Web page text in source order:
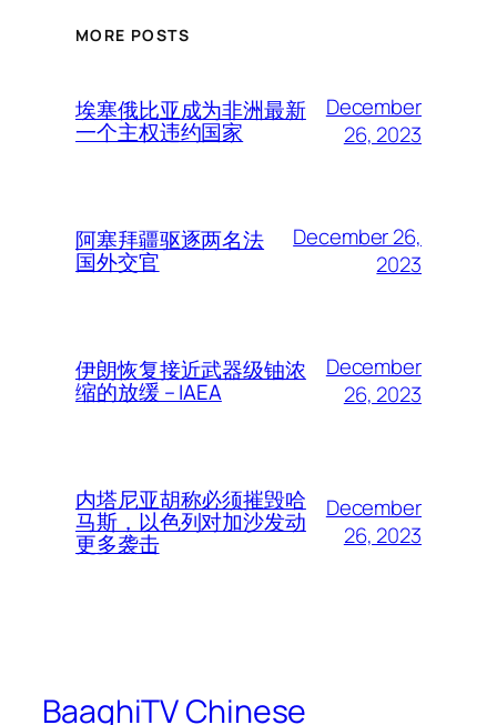
MORE POSTS
埃塞俄比亚成为非洲最新
一个主权违约国家
December
26, 2023
阿塞拜疆驱逐两名法
国外交官
December 26,
2023
伊朗恢复接近武器级铀浓
缩的放缓 – IAEA
December
26, 2023
内塔尼亚胡称必须摧毁哈
马斯，以色列对加沙发动
更多袭击
December
26, 2023
BaaghiTV Chinese